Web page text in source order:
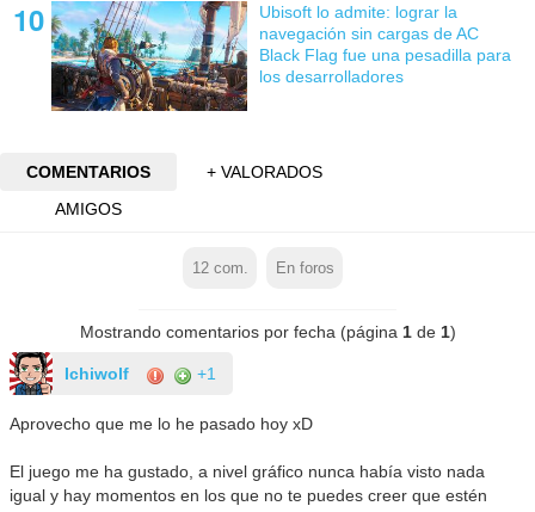
Ubisoft lo admite: lograr la
navegación sin cargas de AC
Black Flag fue una pesadilla para
los desarrolladores
COMENTARIOS
+ VALORADOS
AMIGOS
12com. En foros
Mostrando comentarios por fecha (página 1de 1)
Ichiwolf +1
Aprovecho que me lo he pasado hoy xD
El juego me ha gustado, a nivel gráfico nunca había visto nada
igual y hay momentos en los que no te puedes creer que estén